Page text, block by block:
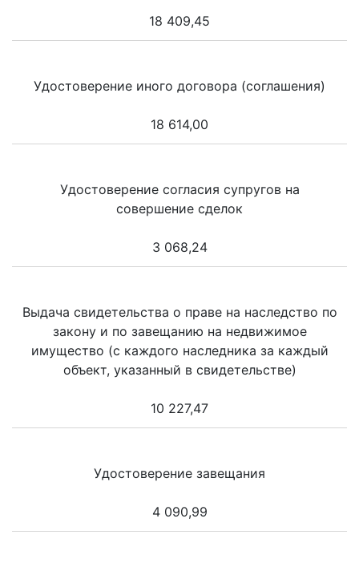
18 409,45
Удостоверение иного договора (соглашения)
18 614,00
Удостоверение согласия супругов на
совершение сделок
3 068,24
Выдача свидетельства о праве на наследство по
закону и по завещанию на недвижимое
имущество (с каждого наследника за каждый
объект, указанный в свидетельстве)
10 227,47
Удостоверение завещания
4 090,99